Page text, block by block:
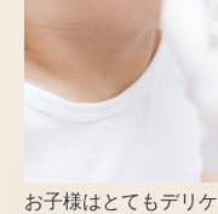
お子様はとてもデリ